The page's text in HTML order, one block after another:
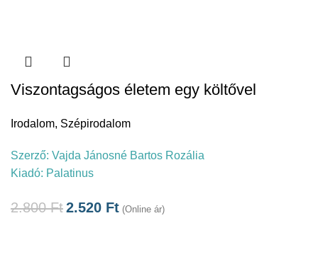
Viszontagságos életem egy költővel
Irodalom, Szépirodalom
Szerző: Vajda Jánosné Bartos Rozália
Kiadó: Palatinus
2.800Ft2.520 Ft (Online ár)